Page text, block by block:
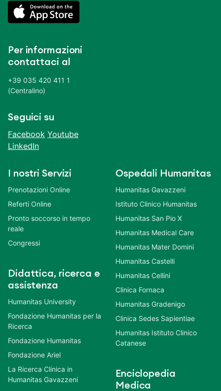
Per informazioni
contattaci al
+39 035 420 411 1
(Centralino)
Seguici su
Facebook Youtube
LinkedIn
I nostri Servizi
Prenotazioni Online
Referti Online
Pronto soccorso in tempo
reale
Congressi
Didattica, ricerca e
assistenza
Humanitas University
Fondazione Humanitas per la
Ricerca
Fondazione Humanitas
Fondazione Ariel
La Ricerca Clinica in
Humanitas Gavazzeni
Ospedali Humanitas
Humanitas Gavazzeni
Istituto Clinico Humanitas
Humanitas San Pio X
Humanitas Medical Care
Humanitas Mater Domini
Humanitas Castelli
Humanitas Cellini
Clinica Fornaca
Humanitas Gradenigo
Clinica Sedes Sapientiae
Humanitas Istituto Clinico
Catanese
Enciclopedia
Medica